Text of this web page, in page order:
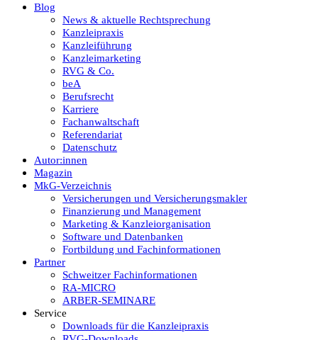
Blog
News & aktuelle Rechtsprechung
Kanzleipraxis
Kanzleiführung
Kanzleimarketing
RVG & Co.
beA
Berufsrecht
Karriere
Fachanwaltschaft
Referendariat
Datenschutz
Autor:innen
Magazin
MkG-Verzeichnis
Versicherungen und Versicherungsmakler
Finanzierung und Management
Marketing & Kanzleiorganisation
Software und Datenbanken
Fortbildung und Fachinformationen
Partner
Schweitzer Fachinformationen
RA-MICRO
ARBER-SEMINARE
Service
Downloads für die Kanzleipraxis